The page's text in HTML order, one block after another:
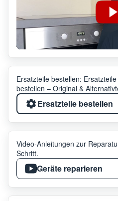
Ersatzteile bestellen:
bestellen – Original &
Ersatzteile bestellen
Video-Anleitungen zur
Schritt.
Geräte reparieren